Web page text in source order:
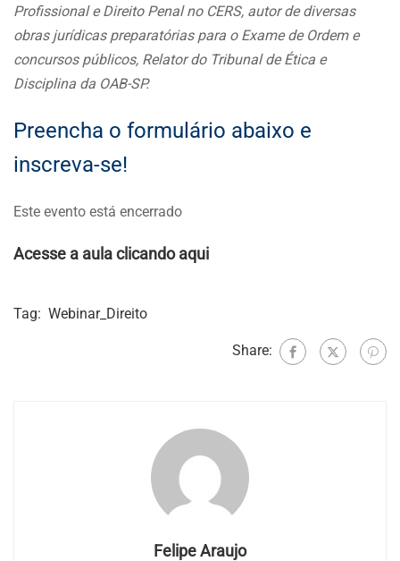
Profissional e Direito Penal no CERS, autor de diversas
obras jurídicas preparatórias para o Exame de Ordem e
concursos públicos, Relator do Tribunal de Ética e
Disciplina da OAB-SP.
Preencha o formulário abaixo e
inscreva-se!
Este evento está encerrado
Acesse a aula clicando aqui
Tag: Webinar_Direito
Share:
Felipe Araujo